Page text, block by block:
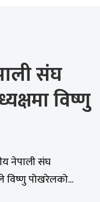
संघ
विष्णु
नेपाली संघ
विष्णु पोखरेलको...